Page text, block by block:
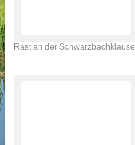
Rast an der Schwarzbachklause